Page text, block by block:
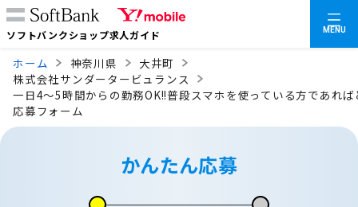
ソフトバンクショップ求人ガイド MENU
ホーム 神奈川県
大井町
株式会社サンダータービュランス
一日4～5時間からの勤務OK!!普段スマホを使っている方であれ
応募フォーム
かんたん応募